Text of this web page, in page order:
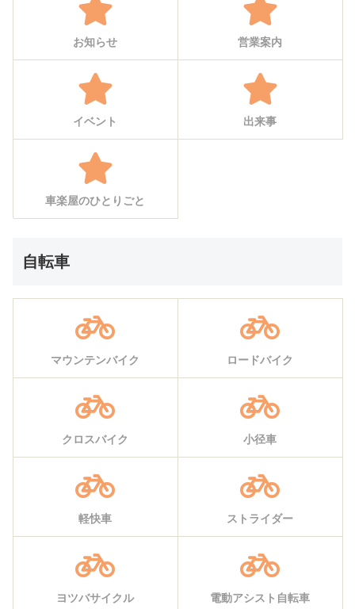
お知らせ 営業案内
イベント 出来事
車楽屋のひとりごと
自転車
マウンテンバイク ロードバイク
クロスバイク 小径車
軽快車 ストライダー
ヨツバサイクル 電動アシスト自転車